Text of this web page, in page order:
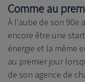
Comme au
À l'aube de son 90e
encore être une
énergie et la même
au premier jour
de son agence de